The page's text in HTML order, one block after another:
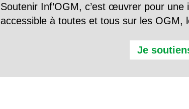
Soutenir Inf’OGM, c’est œuvrer pour
accessible à toutes et tous sur les OGM,
Je